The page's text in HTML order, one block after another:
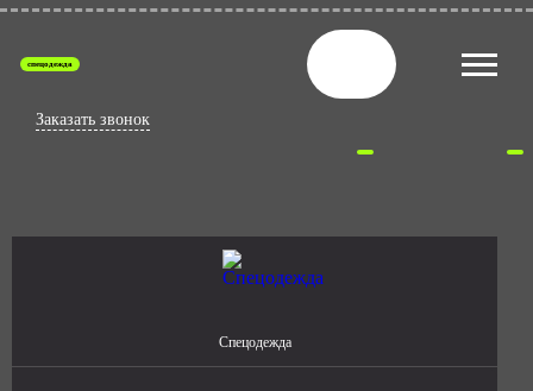
спецодежда
Заказать звонок
Спецодежда